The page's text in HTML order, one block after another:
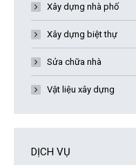
Xây dựng nhà phố
Xây dựng biệt thự
Sửa chữa nhà
Vật liệu xây dựng
DỊCH VỤ